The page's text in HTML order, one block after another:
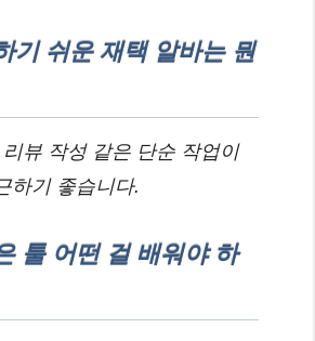
기 쉬운 재택 알바는 뭔
뷰 작성 같은 단순 작업이
하기 좋습니다.
툴 어떤 걸 배워야 하